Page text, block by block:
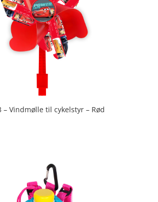
– Vindmølle til cykelstyr – Rød